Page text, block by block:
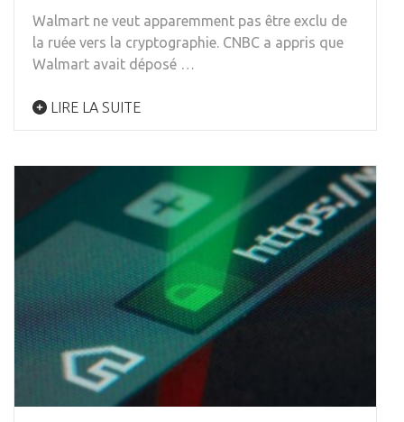
Walmart ne veut apparemment pas être exclu de
la ruée vers la cryptographie. CNBC a appris que
Walmart avait déposé …
LIRE LA SUITE